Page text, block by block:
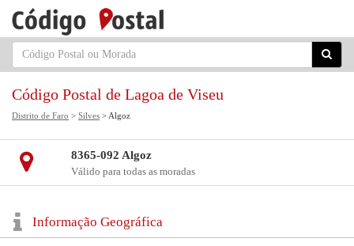
Código Postal de Lagoa de Viseu
Distrito de Faro > Silves > Algoz
8365-092 Algoz
Válido para todas as moradas
Informação Geográfica